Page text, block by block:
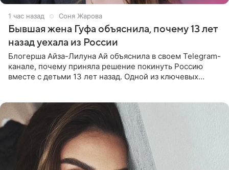
1 час назад Соня Жарова
Бывшая жена Гуфа объяснила, почему 13 лет
назад уехала из России
Блогерша Айза-Лилуна Ай объяснила в своем Telegram-
канале, почему приняла решение покинуть Россию
вместе с детьми 13 лет назад. Одной из ключевых